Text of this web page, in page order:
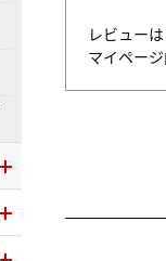
レビュー
マイペー